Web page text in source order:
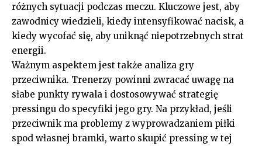
różnych sytuacji podczas meczu. Kluczowe jest, aby
zawodnicy wiedzieli, kiedy intensyfikować nacisk, a
kiedy wycofać się, aby uniknąć niepotrzebnych strat
energii.
Ważnym aspektem jest także analiza gry
przeciwnika. Trenerzy powinni zwracać uwagę na
słabe punkty rywala i dostosowywać strategię
pressingu do specyfiki jego gry. Na przykład, jeśli
przeciwnik ma problemy z wyprowadzaniem piłki
spod własnej bramki, warto skupić pressing w tej